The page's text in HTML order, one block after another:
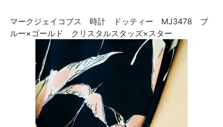
マークジェイコブス 時計 ドッティー MJ3478 ブ
ルー×ゴールド クリスタルスタッズ×スター